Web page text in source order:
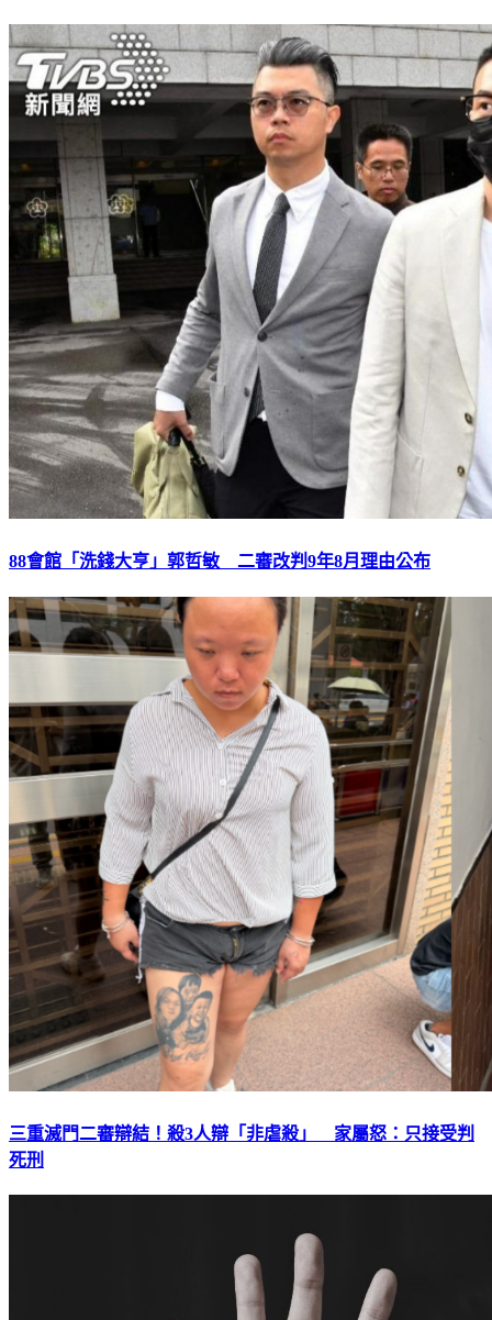
88會館「洗錢大亨」郭哲敏 二審改判9年8月理由公布
三重滅門二審辯結！殺3人辯「非虐殺」 家屬怒：只接受判
死刑